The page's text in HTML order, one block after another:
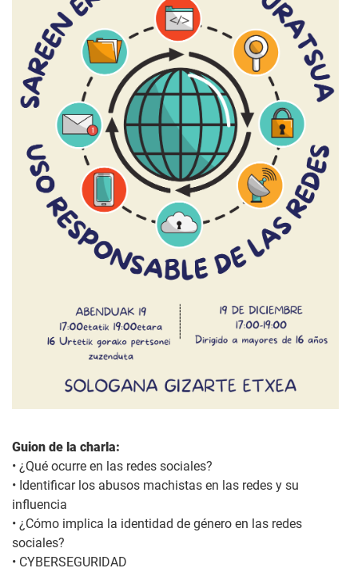
Guion de la charla:
• ¿Qué ocurre en las redes sociales?
• Identificar los abusos machistas en las redes y su
influencia
• ¿Cómo implica la identidad de género en las redes
sociales?
• CYBERSEGURIDAD